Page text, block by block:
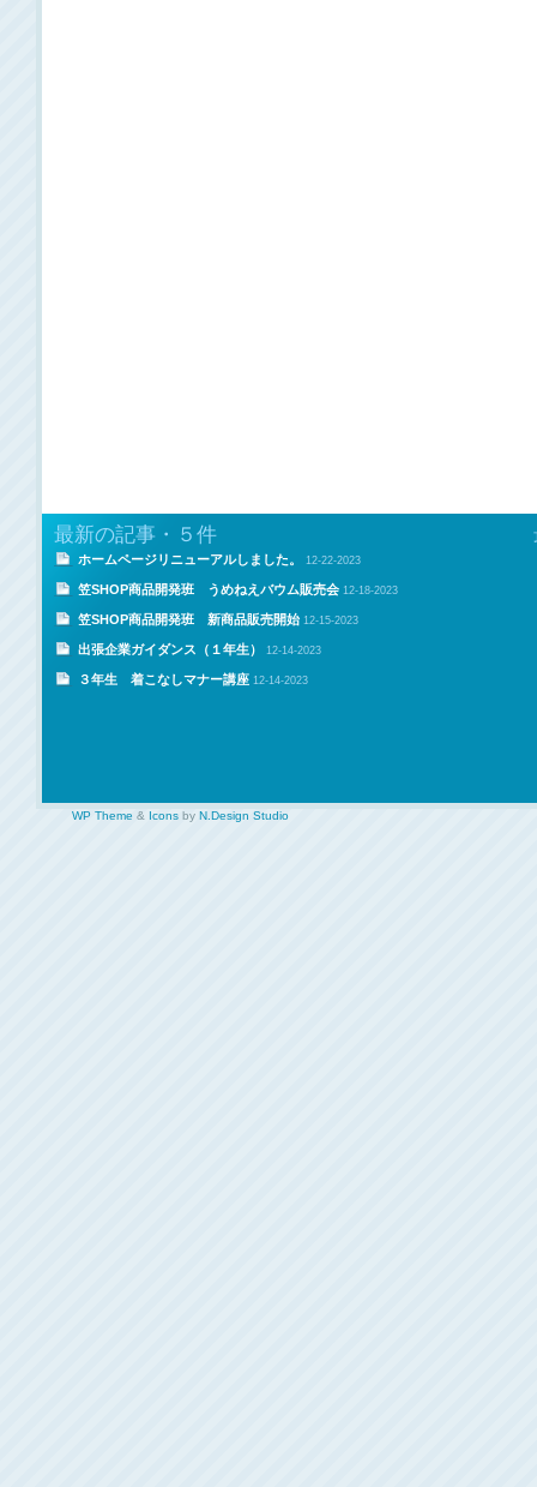
最新の記事・５件
ホームページリニューアルしました。 12-22-2023
笠SHOP商品開発班 うめねえバウム販売会 12-18-2023
笠SHOP商品開発班 新商品販売開始 12-15-2023
出張企業ガイダンス（１年生） 12-14-2023
３年生 着こなしマナー講座 12-14-2023
WP Theme & Icons by N.Design Studio